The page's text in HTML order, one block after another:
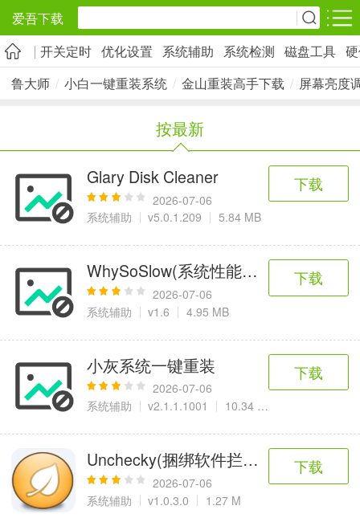
爱吾下载
安卓应用 安卓游戏
旅游出行
社交通讯
2千+款应用
影音播放
实用工具
2万+款应用
金融理财
2百+款应用
网上购物
6千+款应用
资讯阅读
1万+款应用
学习办公
3万+款应用
生活服务
2万+款应用
医疗健康
6千+款应用
母婴育儿
2百+款应用
趣味娱乐
3千+款应用
9百+款应用
开关定时 优化设置 系统辅助 系统检测 磁盘工具
鲁大师 / 小白一键重装系统 / 金山重装高手下载 / 屏幕亮度
按最新
Glary Disk Cleaner
2026-07-06
系统辅助
v5.0.1.209 5.84 MB
下载
WhySoSlow(系统性能分析工具)
2026-07-06
系统辅助
v1.6 4.95 MB
下载
小灰系统一键重装
2026-07-06
系统辅助
v2.1.1.1001 10.34 MB
下载
Unchecky(捆绑软件拦截工具)
2026-07-06
系统辅助
v1.0.3.0 1.27 M
下载